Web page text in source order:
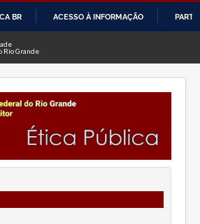
O
CONTEÚDO
BR ACESSO À INFORMAÇÃO
Rio Grande